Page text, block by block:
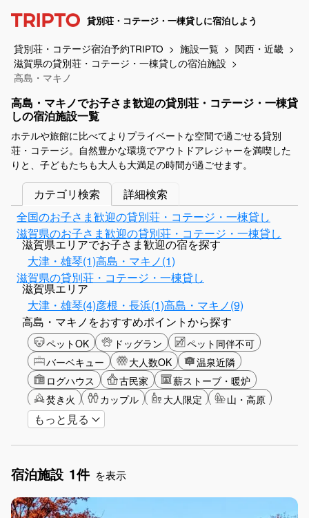
貸別荘・コテージ・一棟貸しに宿泊しよう
貸別荘・コテージ宿泊予約TRIPTO 施設一覧
関西・近畿
滋賀県の貸別荘・コテージ・一棟貸しの宿泊施設
高島・マキノ
高島・マキノでお子さま歓迎の貸別荘・コテージ・一棟貸
しの宿泊施設一覧
ホテルや旅館に比べてよりプライベートな空間で過ごせる貸別
荘・コテージ。自然豊かな環境でアウトドアレジャーを満喫した
りと、子どもたちも大人も大満足の時間が過ごせます。
カテゴリ検索
詳細検索
全国のお子さま歓迎の貸別荘・コテージ・一棟貸し
滋賀県のお子さま歓迎の貸別荘・コテージ・一棟貸し
滋賀県エリアでお子さま歓迎の宿を探す
大津・雄琴(1)高島・マキノ(1)
滋賀県の貸別荘・コテージ・一棟貸し
滋賀県エリア
大津・雄琴(4)彦根・長浜(1)高島・マキノ(9)
高島・マキノをおすすめポイントから探す
ペットOK ドッグラン
ペット同伴不可
バーベキュー
大人数OK
温泉近隣
ログハウス
古民家
薪ストーブ・暖炉
焚き火
カップル 大人限定
山・高原
星空
湖畔
手持ち花火OK
もっと見る
宿泊施設 1件 を表示